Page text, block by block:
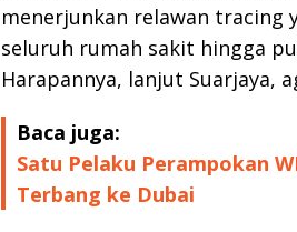
menerjunkan relawan tracing
seluruh rumah sakit hingga
Harapannya, lanjut Suarjaya,
Baca juga:
Satu Pelaku Perampokan
Terbang ke Dubai